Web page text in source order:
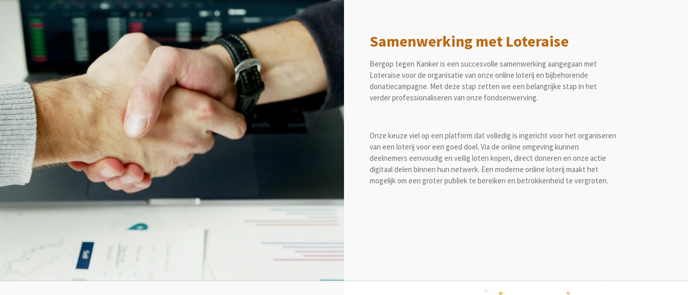
Samenwerking met Loteraise
Bergop tegen Kanker is een succesvolle samenwerking aangegaan met
Loteraise voor de organisatie van onze online loterij en bijbehorende
donatiecampagne. Met deze stap zetten we een belangrijke stap in het
verder professionaliseren van onze fondsenwerving.
Onze keuze viel op een platform dat volledig is ingericht voor het organiseren
van een loterij voor een goed doel. Via de online omgeving kunnen
deelnemers eenvoudig en veilig loten kopen, direct doneren en onze actie
digitaal delen binnen hun netwerk. Een moderne online loterij maakt het
mogelijk om een groter publiek te bereiken en betrokkenheid te vergroten.